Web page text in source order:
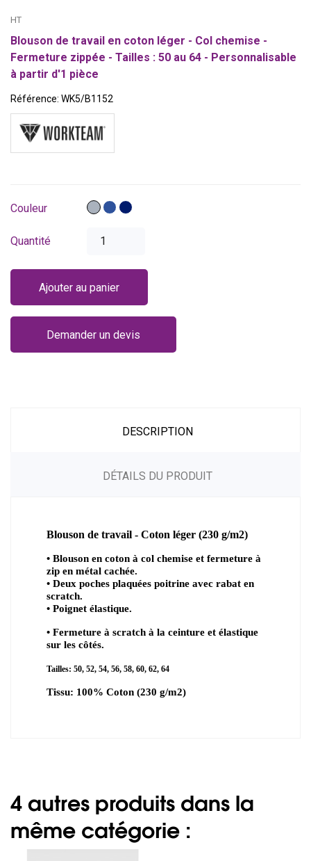
HT
Blouson de travail en coton léger - Col chemise -
Fermeture zippée - Tailles : 50 au 64 - Personnalisable
à partir d'1 pièce
Référence: WK5/B1152
Couleur GrisBleuBleu
Quantité
Ajouter au panier
Demander un devis
DESCRIPTION
DÉTAILS DU PRODUIT
Blouson de travail - Coton léger (230 g/m2)
• Blouson en coton à col chemise et fermeture à
zip en métal cachée.
• Deux poches plaquées poitrine avec rabat en
scratch.
• Poignet élastique.
• Fermeture à scratch à la ceinture et élastique
sur les côtés.
Tailles: 50, 52, 54, 56, 58, 60, 62, 64
Tissu: 100% Coton (230 g/m2)
4 autres produits dans la
même catégorie :